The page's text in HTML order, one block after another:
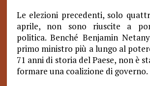
Le elezioni precedenti, solo
aprile, non sono riuscite a
politica. Benché Benjamin
primo ministro più a lungo al
71 anni di storia del Paese, non è
formare una coalizione di governo.